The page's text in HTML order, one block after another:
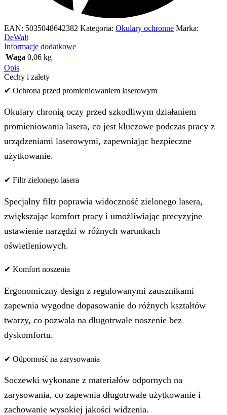
EAN: 5035048642382 Kategoria: Okulary ochronne Marka:
DeWalt
Informacje dodatkowe
Waga 0,06 kg
Opis
Cechy i zalety
✔ Ochrona przed promieniowaniem laserowym
Okulary chronią oczy przed szkodliwym działaniem
promieniowania lasera, co jest kluczowe podczas pracy z
urządzeniami laserowymi, zapewniając bezpieczne
użytkowanie.
✔ Filtr zielonego lasera
Specjalny filtr poprawia widoczność zielonego lasera,
zwiększając komfort pracy i umożliwiając precyzyjne
ustawienie narzędzi w różnych warunkach
oświetleniowych.
✔ Komfort noszenia
Ergonomiczny design z regulowanymi zausznikami
zapewnia wygodne dopasowanie do różnych kształtów
twarzy, co pozwala na długotrwałe noszenie bez
dyskomfortu.
✔ Odporność na zarysowania
Soczewki wykonane z materiałów odpornych na
zarysowania, co zapewnia długotrwałe użytkowanie i
zachowanie wysokiej jakości widzenia.